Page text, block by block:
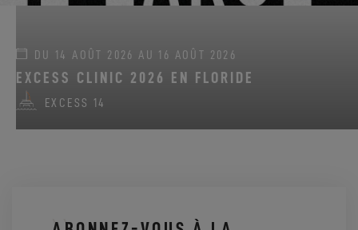
DU 14 AOÛT 2026 AU 16 AOÛT 2026
EXCESS CLINIC 2026 EN FLORIDE
EXCESS 14